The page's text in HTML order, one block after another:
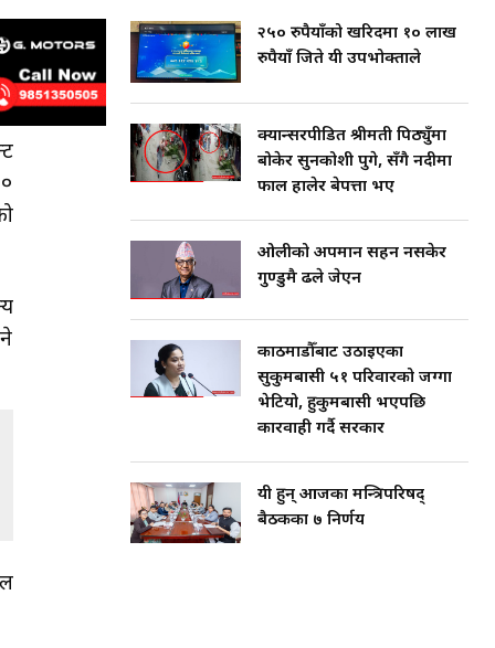
२५० रुपैयाँको खरिदमा १० लाख
रुपैयाँ जिते यी उपभोक्ताले
क्यान्सरपीडित श्रीमती पिठ्युँमा
बोकेर सुनकोशी पुगे, सँगै नदीमा
फाल हालेर बेपत्ता भए
ओलीको अपमान सहन नसकेर
गुण्डुमै ढले जेएन
काठमाडौँबाट उठाइएका
सुकुमबासी ५१ परिवारको जग्गा
भेटियो, हुकुमबासी भएपछि
कारवाही गर्दै सरकार
यी हुन् आजका मन्त्रिपरिषद्
बैठकका ७ निर्णय